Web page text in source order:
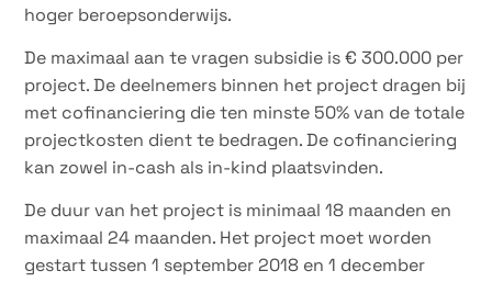
hoger beroepsonderwijs.
De maximaal aan te vragen subsidie is € 300.000 per
project. De deelnemers binnen het project dragen bij
met cofinanciering die ten minste 50% van de totale
projectkosten dient te bedragen. De cofinanciering
kan zowel in-cash als in-kind plaatsvinden.
De duur van het project is minimaal 18 maanden en
maximaal 24 maanden. Het project moet worden
gestart tussen 1 september 2018 en 1 december